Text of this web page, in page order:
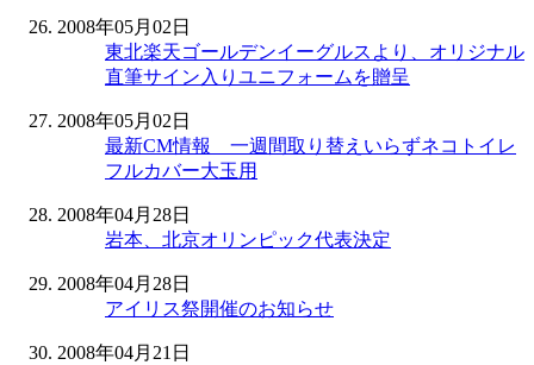
2008年05月02日
東北楽天ゴールデンイーグルスより、オリジナル
直筆サイン入りユニフォームを贈呈
2008年05月02日
最新CM情報 一週間取り替えいらずネコトイレ
フルカバー大玉用
2008年04月28日
岩本、北京オリンピック代表決定
2008年04月28日
アイリス祭開催のお知らせ
2008年04月21日